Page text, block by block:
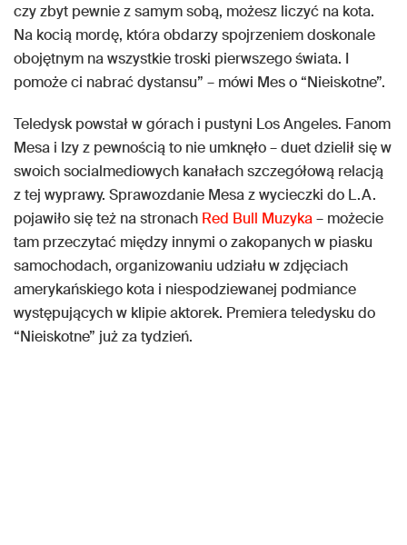
czy zbyt pewnie z samym sobą, możesz liczyć na kota.
Na kocią mordę, która obdarzy spojrzeniem doskonale
obojętnym na wszystkie troski pierwszego świata. I
pomoże ci nabrać dystansu” – mówi Mes o “Nieiskotne”.
Teledysk powstał w górach i pustyni Los Angeles. Fanom
Mesa i Izy z pewnością to nie umknęło – duet dzielił się w
swoich socialmediowych kanałach szczegółową relacją
z tej wyprawy. Sprawozdanie Mesa z wycieczki do L.A.
pojawiło się też na stronach Red Bull Muzyka– możecie
tam przeczytać między innymi o zakopanych w piasku
samochodach, organizowaniu udziału w zdjęciach
amerykańskiego kota i niespodziewanej podmiance
występujących w klipie aktorek. Premiera teledysku do
“Nieiskotne” już za tydzień.